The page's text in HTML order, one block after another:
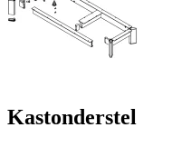
Kastonderstel